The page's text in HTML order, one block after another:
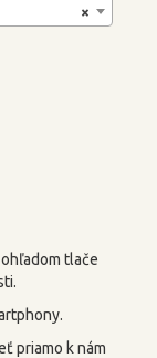
×
tlače
priamo k nám